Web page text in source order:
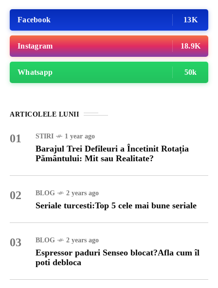
Facebook 13K
Instagram 18.9K
Whatsapp 50k
ARTICOLELE LUNII
01 STIRI 1 year ago
Barajul Trei Defileuri a Încetinit Rotația
Pământului: Mit sau Realitate?
02 BLOG 2 years ago
Seriale turcesti:Top 5 cele mai bune seriale
03 BLOG 2 years ago
Espressor paduri Senseo blocat?Afla cum îl
poti debloca